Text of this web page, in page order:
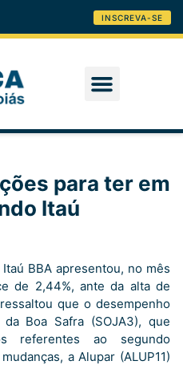
INSCREVA-SE
para ter em
Itaú
BBA apresentou, no mês
de 2,44%, ante da alta de
que o desempenho
Boa Safra (SOJA3), que
referentes ao segundo
a Alupar (ALUP11)